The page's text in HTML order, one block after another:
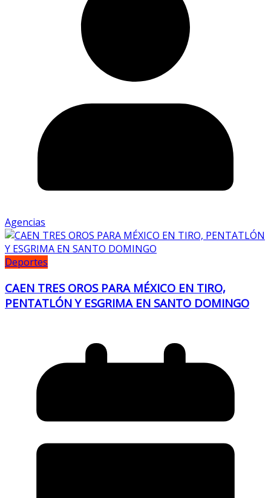
Agencias
Deportes
CAEN TRES OROS PARA MÉXICO EN TIRO,
PENTATLÓN Y ESGRIMA EN SANTO DOMINGO